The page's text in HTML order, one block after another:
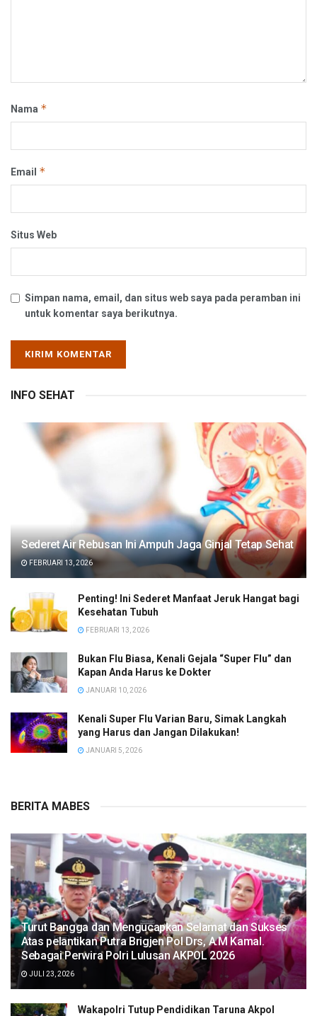
Nama *
Email *
Situs Web
Simpan nama, email, dan situs web saya pada peramban ini
untuk komentar saya berikutnya.
INFO SEHAT
Sederet Air Rebusan Ini Ampuh Jaga Ginjal Tetap Sehat
FEBRUARI 13, 2026
Penting! Ini Sederet Manfaat Jeruk Hangat bagi
Kesehatan Tubuh
FEBRUARI 13, 2026
Bukan Flu Biasa, Kenali Gejala “Super Flu” dan
Kapan Anda Harus ke Dokter
JANUARI 10, 2026
Kenali Super Flu Varian Baru, Simak Langkah
yang Harus dan Jangan Dilakukan!
JANUARI 5, 2026
BERITA MABES
Turut Bangga dan Mengucapkan Selamat dan Sukses
Atas pelantikan Putra Brigjen Pol Drs, A.M Kamal.
Sebagai Perwira Polri Lulusan AKPOL 2026
JULI 23, 2026
Wakapolri Tutup Pendidikan Taruna Akpol